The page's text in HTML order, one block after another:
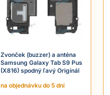
Zvonček (buzzer) a anténa
Samsung Galaxy Tab S9 Pus
(X816) spodný ľavý Originál
na objednávku do 5 dní